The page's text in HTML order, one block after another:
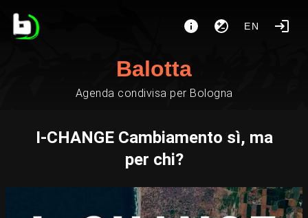
EN
Balotta
Agenda condivisa per Bologna
I-CHANGE Cambiamento sì, ma
per chi?